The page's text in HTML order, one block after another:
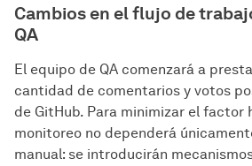
Cambios en el flujo de
QA
El equipo de QA comenzará a
cantidad de comentarios y votos
de GitHub. Para minimizar el factor
monitoreo no dependerá
manual: se introducirán